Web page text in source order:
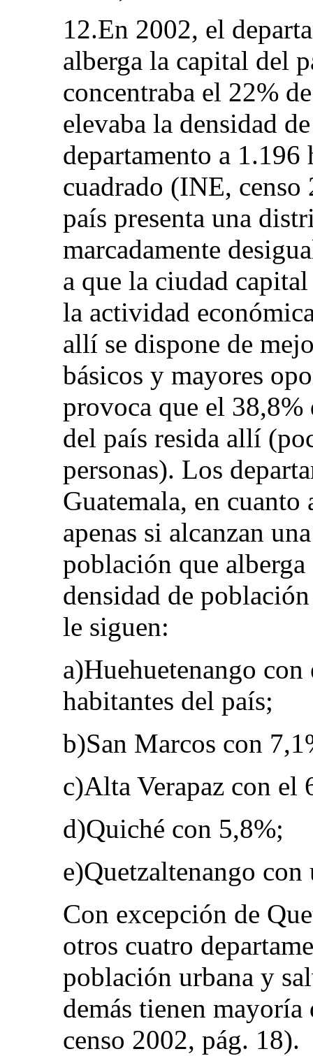
12.En 2002, el
alberga la capital del
concentraba el 22%
elevaba la densidad
departamento a
cuadrado (INE,
país presenta una
marcadamente
a que la ciudad
la actividad
allí se dispone de
básicos y mayores
provoca que el
del país resida allí
personas). Los
Guatemala, en cuanto
apenas si alcanzan
población que
densidad de
le siguen:
a)Huehuetenango
habitantes del país;
b)San Marcos con
c)Alta Verapaz con el
d)Quiché con 5,8%;
e)Quetzaltenango con
Con excepción de
otros cuatro
población urbana y
demás tienen
censo 2002, pág. 18).